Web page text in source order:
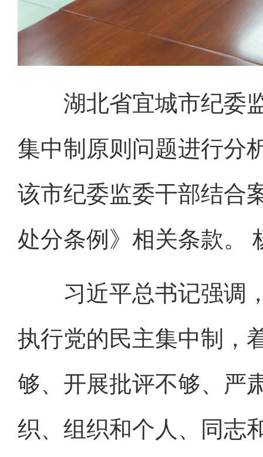
湖北省宜城市纪委
集中制原则问题进行分
该市纪委监委干部结合
处分条例》相关条款。
习近平总书记强调，
执行党的民主集中制，
够、开展批评不够、严
织、组织和个人、同志